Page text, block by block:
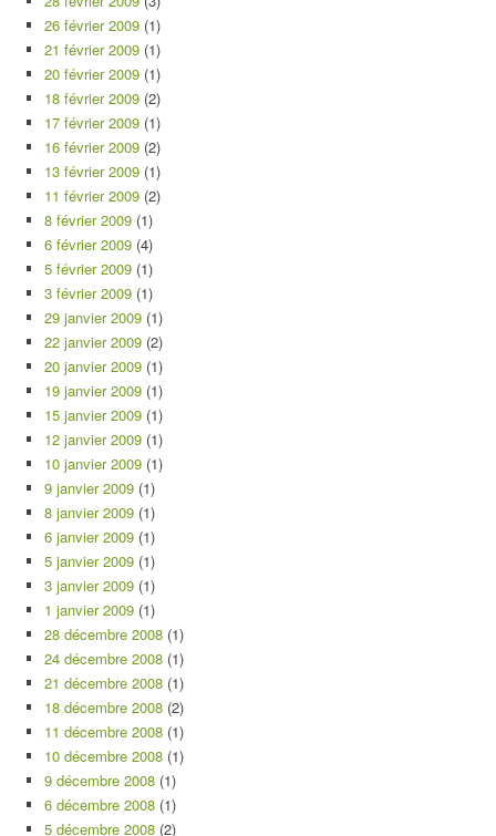
26 février 2009 (1)
21 février 2009 (1)
20 février 2009 (1)
18 février 2009 (2)
17 février 2009 (1)
16 février 2009 (2)
13 février 2009 (1)
11 février 2009 (2)
8 février 2009 (1)
6 février 2009 (4)
5 février 2009 (1)
3 février 2009 (1)
29 janvier 2009 (1)
22 janvier 2009 (2)
20 janvier 2009 (1)
19 janvier 2009 (1)
15 janvier 2009 (1)
12 janvier 2009 (1)
10 janvier 2009 (1)
9 janvier 2009 (1)
8 janvier 2009 (1)
6 janvier 2009 (1)
5 janvier 2009 (1)
3 janvier 2009 (1)
1 janvier 2009 (1)
28 décembre 2008 (1)
24 décembre 2008 (1)
21 décembre 2008 (1)
18 décembre 2008 (2)
11 décembre 2008 (1)
10 décembre 2008 (1)
9 décembre 2008 (1)
6 décembre 2008 (1)
5 décembre 2008 (2)